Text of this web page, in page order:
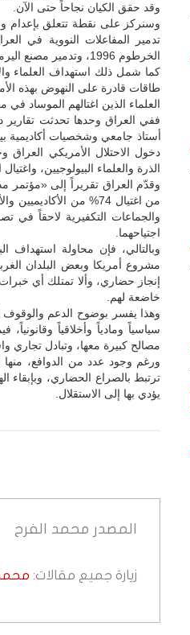
وقد حقق الكيان نجاحاً حتى الآن.
وسنركز على نقطة تتعلق بإعدام
الخرطوم 1996، وتدمير مصنع اليرموك للذخيرة في السودان 2012.
كما شمل ذلك استهداف العلماء
طاقات قادرة على النهوض بهذه
العلماء الذين اغتالهم الموساد
دخول الاحتلال الأمريكي
الذرة والعلماء البيولوجيين،
من اغتيال 74% من
والجماعات التكفيرية لاحقاً في
اجتياحهما.
وبالتالي، فإن محاولة استهداف
مشروع أمريكا وبعض البلدان
إنجاز حضاري، وألا تمتلك أي
خاضعة لهم.
وهذا يفسر بوضوح الدعم والوقوف
سياسياً ومادياً وأخلاقياً
مصالح كبيرة معها، وتبادل تجاري
ورغم وجود عدد من الدوافع، منها
ترتبط بالصراع الحضاري،
يؤدي بها إلى الاستقلال.
المصدر محمد الفرح
زيارة جميع مقالات: